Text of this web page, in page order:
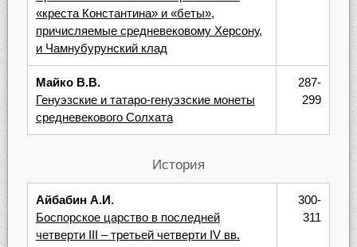
«креста Константина» и «беты»,
причисляемые средневековому Херсону,
и Чамнубурунский клад
Майко В.В.
Генуэзские и татаро-генуэзские монеты
средневекового Солхата
287-
299
История
Айбабин А.И.
Боспорское царство в последней
четверти III – третьей четверти IV вв.
300-
311